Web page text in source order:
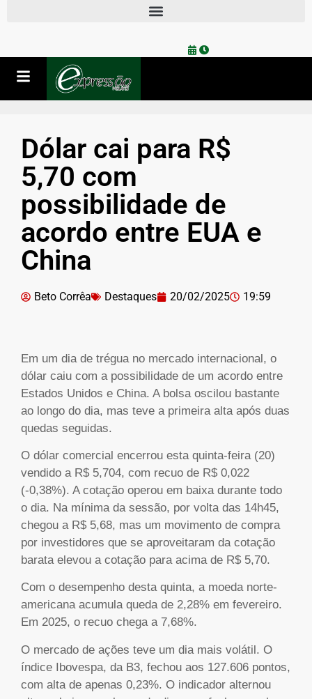
Dólar cai para R$
5,70 com
possibilidade de
acordo entre EUA e
China
Beto Corrêa Destaques 20/02/2025 19:59
Em um dia de trégua no mercado internacional, o
dólar caiu com a possibilidade de um acordo entre
Estados Unidos e China. A bolsa oscilou bastante
ao longo do dia, mas teve a primeira alta após duas
quedas seguidas.
O dólar comercial encerrou esta quinta-feira (20)
vendido a R$ 5,704, com recuo de R$ 0,022
(-0,38%). A cotação operou em baixa durante todo
o dia. Na mínima da sessão, por volta das 14h45,
chegou a R$ 5,68, mas um movimento de compra
por investidores que se aproveitaram da cotação
barata elevou a cotação para acima de R$ 5,70.
Com o desempenho desta quinta, a moeda norte-
americana acumula queda de 2,28% em fevereiro.
Em 2025, o recuo chega a 7,68%.
O mercado de ações teve um dia mais volátil. O
índice Ibovespa, da B3, fechou aos 127.606 pontos,
com alta de apenas 0,23%. O indicador alternou